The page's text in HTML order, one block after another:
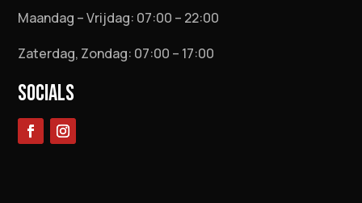
Maandag – Vrijdag: 07:00 – 22:00
Zaterdag, Zondag: 07:00 – 17:00
SOCIALS